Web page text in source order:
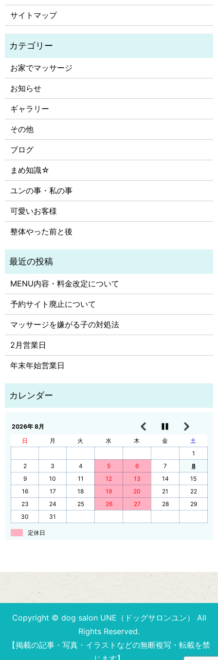
サイトマップ
お家でマッサージ
お知らせ
ギャラリー
その他
ブログ
まめ知識☆
ユンの事・私の事
可愛いお客様
整体やった前と後
MENU内容・料金改定について
予約サイト廃止について
マッサージを嫌がる子の対処法
2月営業日
年末年始営業日
2026年 8月
日
月 火 水 木 金
土
1
2
3 4 5 6 7
8
9
10 11 12 13 14
15
16
17 18 19 20 21
22
23
24 25 26 27 28
29
30
31
定休日
Copyright © dog salon UNE（ドッグサロンユン） All
Rights Reserved.
【掲載の記事・写真・イラストなどの無断複写・転載を禁